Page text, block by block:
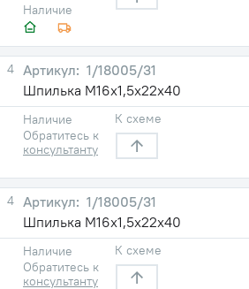
Наличие
4
1/18005/31
Шпилька М16х1,5х22х40
Наличие
Обратитесь к
консультанту
К схеме
4
1/18005/31
Шпилька М16х1,5х22х40
Наличие
Обратитесь к
консультанту
К схеме